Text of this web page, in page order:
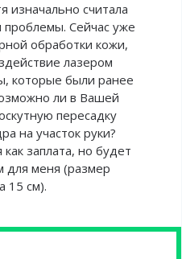
изначально считала
Сейчас уже
обработки кожи,
лазером
которые были ранее
ли в Вашей
пересадку
на участок руки?
заплата, но будет
меня (размер
15 см).